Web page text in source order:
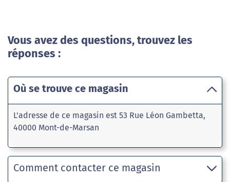
Vous avez des questions, trouvez les
réponses :
Où se trouve ce magasin
L'adresse de ce magasin est 53 Rue Léon Gambetta,
40000 Mont-de-Marsan
Comment contacter ce magasin